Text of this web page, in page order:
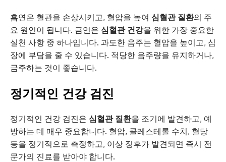
흡연은 혈관을 손상시키고, 혈압을 높여 심혈관 질환의 주
요 원인이 됩니다. 금연은 심혈관 건강을 위한 가장 중요한
실천 사항 중 하나입니다. 과도한 음주는 혈압을 높이고, 심
장에 부담을 줄 수 있습니다. 적당한 음주량을 유지하거나,
금주하는 것이 좋습니다.
정기적인 건강 검진
정기적인 건강 검진은 심혈관 질환을 조기에 발견하고, 예
방하는 데 매우 중요합니다. 혈압, 콜레스테롤 수치, 혈당
등을 정기적으로 측정하고, 이상 징후가 발견되면 즉시 전
문가의 진료를 받아야 합니다.